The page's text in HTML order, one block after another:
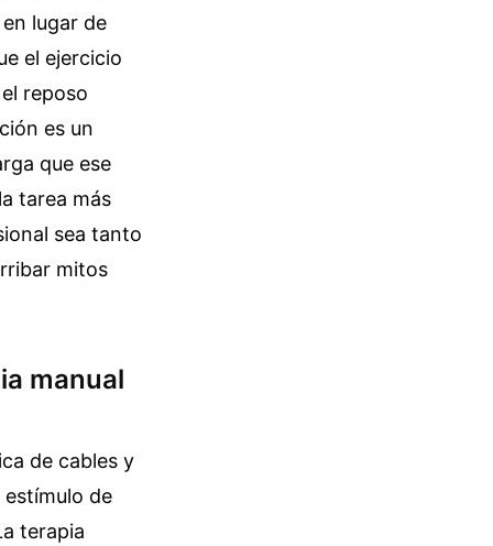
lugar de
el ejercicio
reposo
es un
que ese
tarea más
sea tanto
mitos
manual
de cables y
estímulo de
terapia